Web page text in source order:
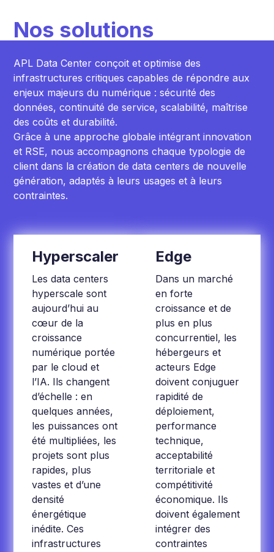
Nos solutions
APL Data Center conçoit et optimise des
infrastructures critiques capables de répondre aux
enjeux majeurs du numérique : sécurité des
données, continuité de service, scalabilité, maîtrise
des coûts et durabilité.
Grâce à une approche globale intégrant innovation
et RSE, nous accompagnons chaque typologie de
client dans la création de data centers de nouvelle
génération, adaptés à leurs usages et à leurs
contraintes.
Hyperscaler
Les data centers
hyperscale sont
aujourd’hui au
cœur de la
croissance
numérique portée
par le cloud et
l’IA. Ils changent
d’échelle : en
quelques années,
les puissances ont
été multipliées, les
projets sont plus
rapides, plus
vastes et d’une
densité
énergétique
inédite. Ces
infrastructures
Edge
Dans un marché
en forte
croissance et de
plus en plus
concurrentiel, les
hébergeurs et
acteurs Edge
doivent conjuguer
rapidité de
déploiement,
performance
technique,
acceptabilité
territoriale et
compétitivité
économique. Ils
doivent également
intégrer des
contraintes